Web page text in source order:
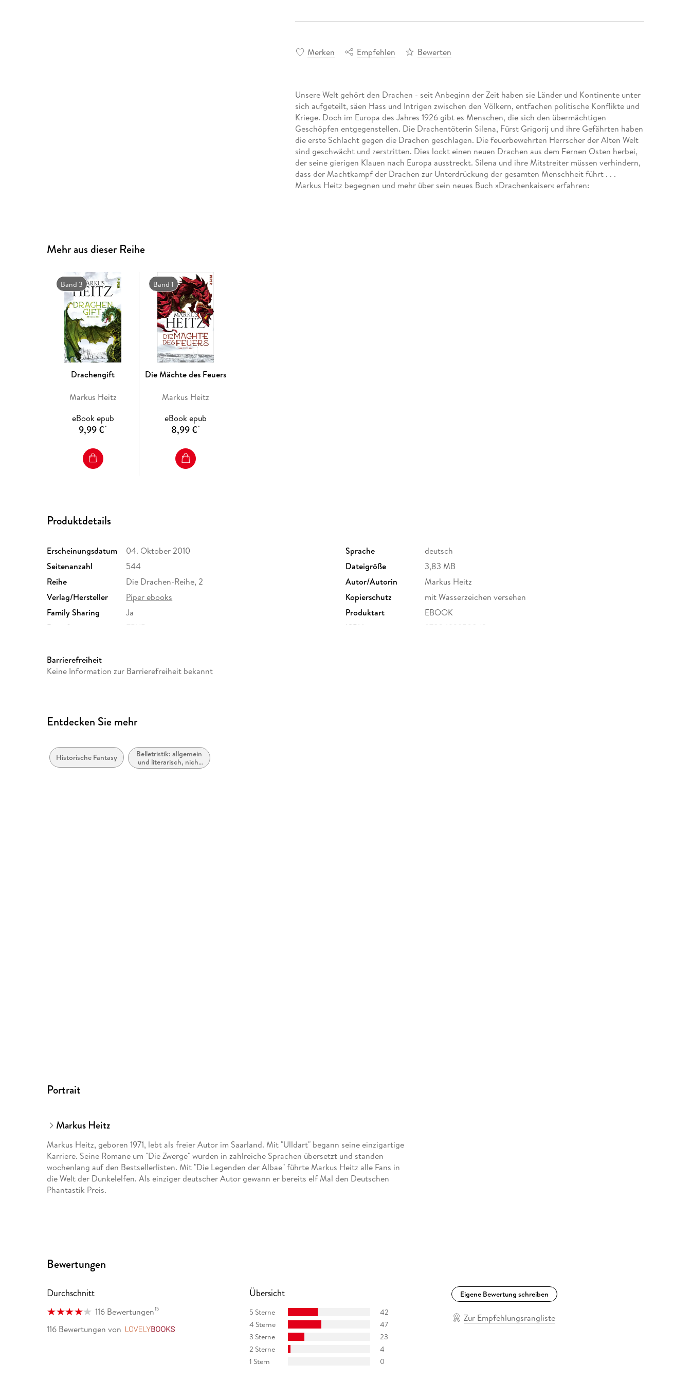
Merken Empfehlen Bewerten
Unsere Welt gehört den Drachen - seit Anbeginn der Zeit haben sie Länder und Kontinente unter
sich aufgeteilt, säen Hass und Intrigen zwischen den Völkern, entfachen politische Konflikte und
Kriege. Doch im Europa des Jahres 1926 gibt es Menschen, die sich den übermächtigen
Geschöpfen entgegenstellen. Die Drachentöterin Silena, Fürst Grigorij und ihre Gefährten haben
die erste Schlacht gegen die Drachen geschlagen. Die feuerbewehrten Herrscher der Alten Welt
sind geschwächt und zerstritten. Dies lockt einen neuen Drachen aus dem Fernen Osten herbei,
der seine gierigen Klauen nach Europa ausstreckt. Silena und ihre Mitstreiter müssen verhindern,
dass der Machtkampf der Drachen zur Unterdrückung der gesamten Menschheit führt . . .
Markus Heitz begegnen und mehr über sein neues Buch »Drachenkaiser« erfahren:
Mehr aus dieser Reihe
Band 3
Drachengift
Markus Heitz
eBook epub
9,99 €*
Band 1
Die Mächte des Feuers
Markus Heitz
eBook epub
8,99 €*
Produktdetails
Erscheinungsdatum 04. Oktober 2010 Sprache
deutsch
Seitenanzahl
544 Dateigröße
3,83 MB
Reihe
Die Drachen-Reihe, 2 Autor/Autorin
Markus Heitz
Verlag/Hersteller
Piper ebooks Kopierschutz
mit Wasserzeichen versehen
Family Sharing
Ja Produktart
EBOOK
Dateiformat
EPUB ISBN 9783492950862
Barrierefreiheit
Keine Information zur Barrierefreiheit bekannt
Entdecken Sie mehr
Historische Fantasy
Belletristik: allgemein
und literarisch, nicht
nach Genre
Portrait
Markus Heitz
Markus Heitz, geboren 1971, lebt als freier Autor im Saarland. Mit "Ulldart" begann seine einzigartige
Karriere. Seine Romane um "Die Zwerge" wurden in zahlreiche Sprachen übersetzt und standen
wochenlang auf den Bestsellerlisten. Mit "Die Legenden der Albae" führte Markus Heitz alle Fans in
die Welt der Dunkelelfen. Als einziger deutscher Autor gewann er bereits elf Mal den Deutschen
Phantastik Preis.
Bewertungen
Durchschnitt
116 Bewertungen15
116 Bewertungen von
Übersicht
5 Sterne
42
4 Sterne
47
3 Sterne
23
2 Sterne
4
1 Stern
0
Eigene Bewertung schreiben
Zur Empfehlungsrangliste